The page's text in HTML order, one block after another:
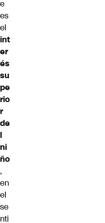
e
es
el
int
er
és
su
pe
rio
r
de
l
ni
ño
,
en
el
se
nti